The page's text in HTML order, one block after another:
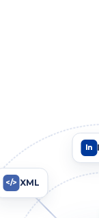
In
</> XML